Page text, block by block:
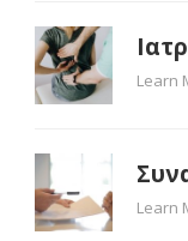
Learn
Learn